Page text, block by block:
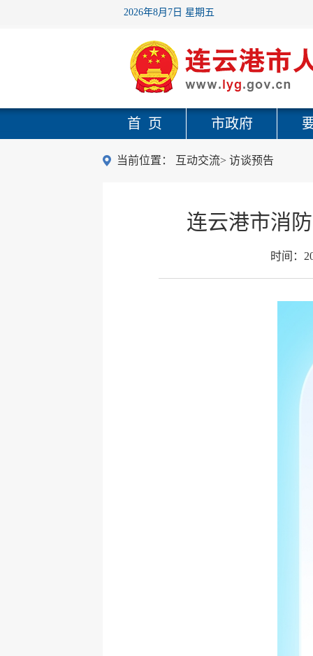
2026年8月7日 星期五
首 页 市政府
当前位置： 互动交流> 访谈预告
连云港市消
时间：